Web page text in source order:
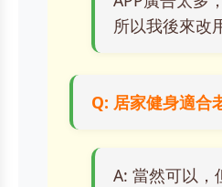
所以我後來改
Q: 居家健身適合
A: 當然可以，